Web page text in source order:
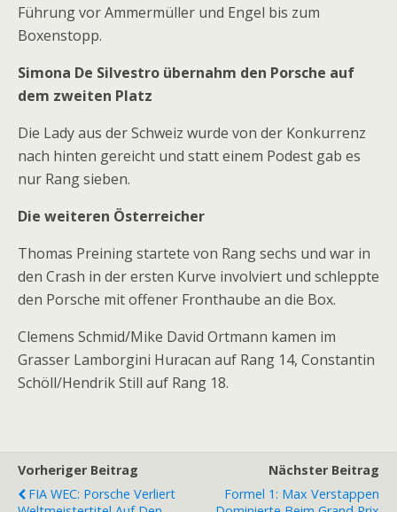
Führung vor Ammermüller und Engel bis zum
Boxenstopp.
Simona De Silvestro übernahm den Porsche auf
dem zweiten Platz
Die Lady aus der Schweiz wurde von der Konkurrenz
nach hinten gereicht und statt einem Podest gab es
nur Rang sieben.
Die weiteren Österreicher
Thomas Preining startete von Rang sechs und war in
den Crash in der ersten Kurve involviert und schleppte
den Porsche mit offener Fronthaube an die Box.
Clemens Schmid/Mike David Ortmann kamen im
Grasser Lamborgini Huracan auf Rang 14, Constantin
Schöll/Hendrik Still auf Rang 18.
Vorheriger Beitrag
FIA WEC: Porsche Verliert
Nächster Beitrag
Formel 1: Max Verstappen